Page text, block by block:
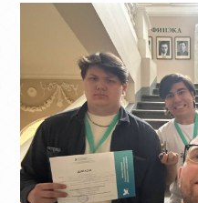
От